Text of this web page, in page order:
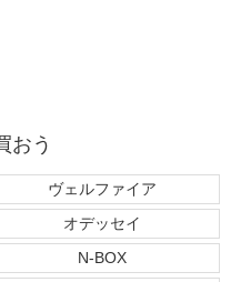
おう
ヴェルファイア
オデッセイ
N-BOX